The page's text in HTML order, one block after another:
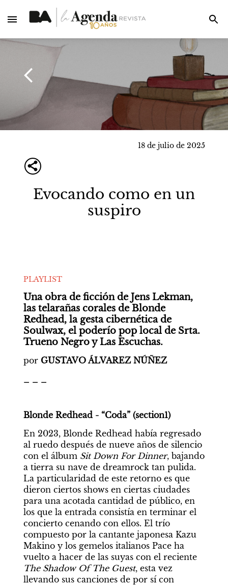
18 de julio de 2025
Evocando como en un
suspiro
PLAYLIST
Una obra de ficción de Jens Lekman,
las telarañas corales de Blonde
Redhead, la gesta cibernética de
Soulwax, el poderío pop local de Srta.
Trueno Negro y Las Escuchas.
por GUSTAVO ÁLVAREZ NÚÑEZ
Blonde Redhead - “Coda” (section1)
En 2023, Blonde Redhead había regresado
al ruedo después de nueve años de silencio
con el álbum Sit Down For Dinner, bajando
a tierra su nave de dreamrock tan pulida.
La particularidad de este retorno es que
dieron ciertos shows en ciertas ciudades
para una acotada cantidad de público, en
los que la entrada consistía en terminar el
concierto cenando con ellos. El trío
compuesto por la cantante japonesa Kazu
Makino y los gemelos italianos Pace ha
vuelto a hacer de las suyas con el reciente
The Shadow Of The Guest, esta vez
llevando sus canciones de por sí con